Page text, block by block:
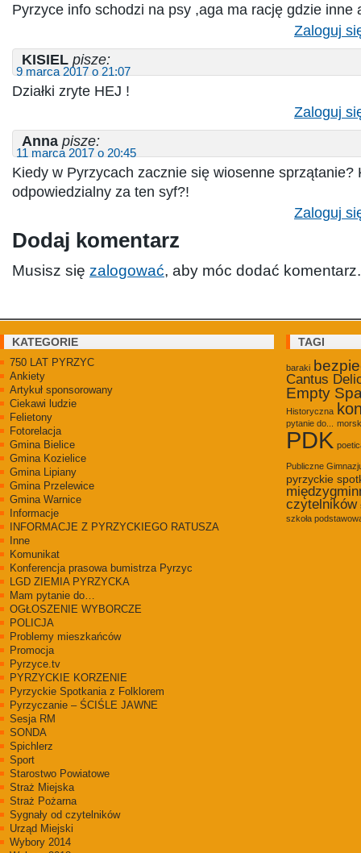
Pyrzyce info schodzi na psy ,aga ma rację gdzie inne
Zaloguj
KISIEL pisze:
9 marca 2017 o 21:07
Działki zryte HEJ !
Zaloguj
Anna pisze:
11 marca 2017 o 20:45
Kiedy w Pyrzycach zacznie się wiosenne sprzątanie?
odpowiedzialny za ten syf?!
Zaloguj
Dodaj komentarz
Musisz się zalogować, aby móc dodać komentarz.
KATEGORIE
750 LAT PYRZYC
Ankiety
Artykuł sponsorowany
Ciekawi ludzie
Felietony
Fotorelacja
Gmina Bielice
Gmina Kozielice
Gmina Lipiany
Gmina Przelewice
Gmina Warnice
Informacje
INFORMACJE Z PYRZYCKIEGO RATUSZA
Inne
Komunikat
Konferencja prasowa bumistrza Pyrzyc
LGD ZIEMIA PYRZYCKA
Mam pytanie do…
OGŁOSZENIE WYBORCZE
POLICJA
Problemy mieszkańców
Promocja
Pyrzyce.tv
PYRZYCKIE KORZENIE
Pyrzyckie Spotkania z Folklorem
Pyrzyczanie – ŚCIŚLE JAWNE
Sesja RM
SONDA
Spichlerz
Sport
Starostwo Powiatowe
Straż Miejska
Straż Pożarna
Sygnały od czytelników
Urząd Miejski
Wybory 2014
TAGI
baraki
Cantus
Empty
Historyczna
pytanie do...
PDK
Publiczne
pyrzyckie
czytelników
szkoła